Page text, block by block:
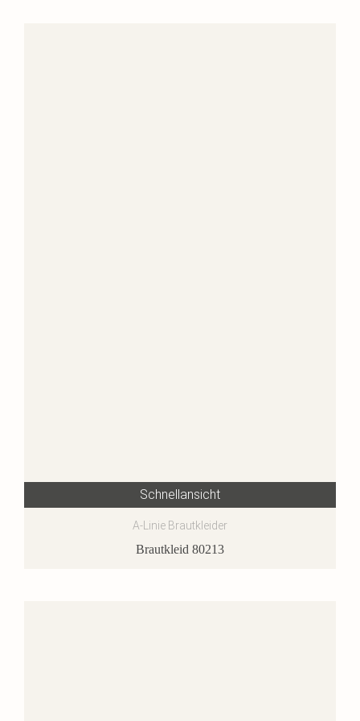
Schnellansicht
A-Linie Brautkleider
Brautkleid 80213